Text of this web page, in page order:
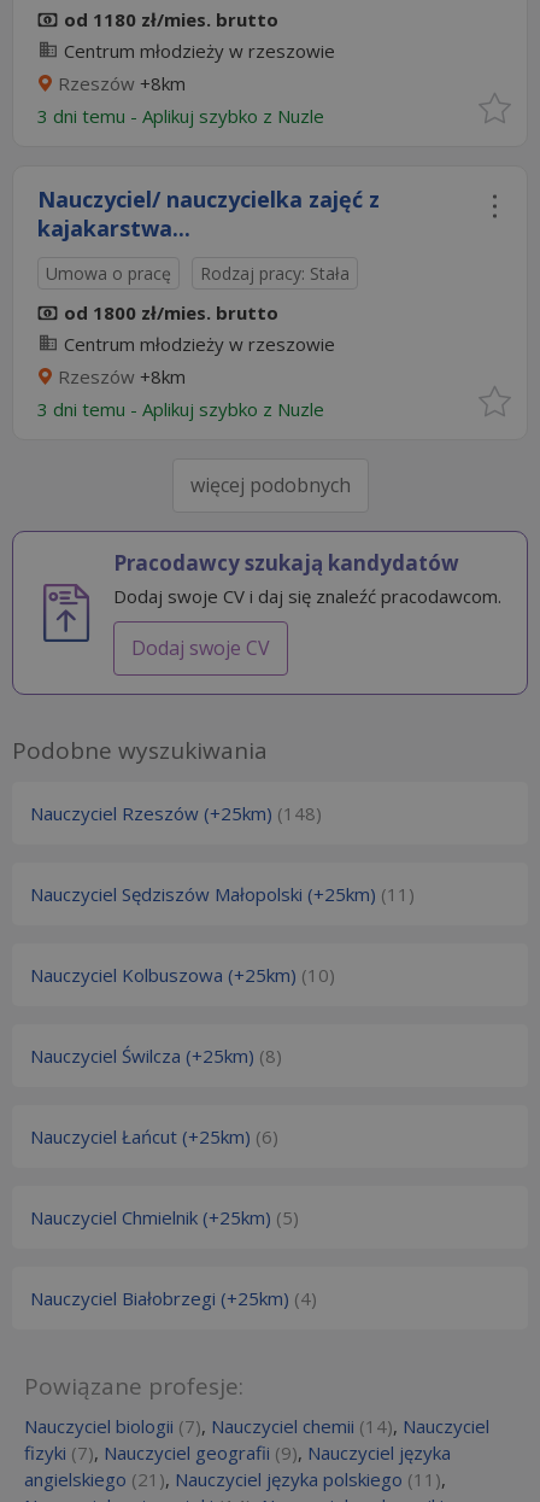
od 1180 zł/mies. brutto
Centrum młodzieży w rzeszowie
Rzeszów +8km
3 dni temu - Aplikuj szybko z Nuzle
Nauczyciel/ nauczycielka zajęć z
kajakarstwa...
Umowa o pracę Rodzaj pracy: Stała
od 1800 zł/mies. brutto
Centrum młodzieży w rzeszowie
Rzeszów +8km
3 dni temu - Aplikuj szybko z Nuzle
więcej podobnych
Pracodawcy szukają kandydatów
Dodaj swoje CV i daj się znaleźć pracodawcom.
Dodaj swoje CV
Podobne wyszukiwania
Nauczyciel Rzeszów (+25km) (148)
Nauczyciel Sędziszów Małopolski (+25km) (11)
Nauczyciel Kolbuszowa (+25km) (10)
Nauczyciel Świlcza (+25km) (8)
Nauczyciel Łańcut (+25km) (6)
Nauczyciel Chmielnik (+25km) (5)
Nauczyciel Białobrzegi (+25km) (4)
Powiązane profesje:
Nauczyciel biologii (7), Nauczyciel chemii (14), Nauczyciel
fizyki (7), Nauczyciel geografii (9), Nauczyciel języka
angielskiego (21), Nauczyciel języka polskiego (11),